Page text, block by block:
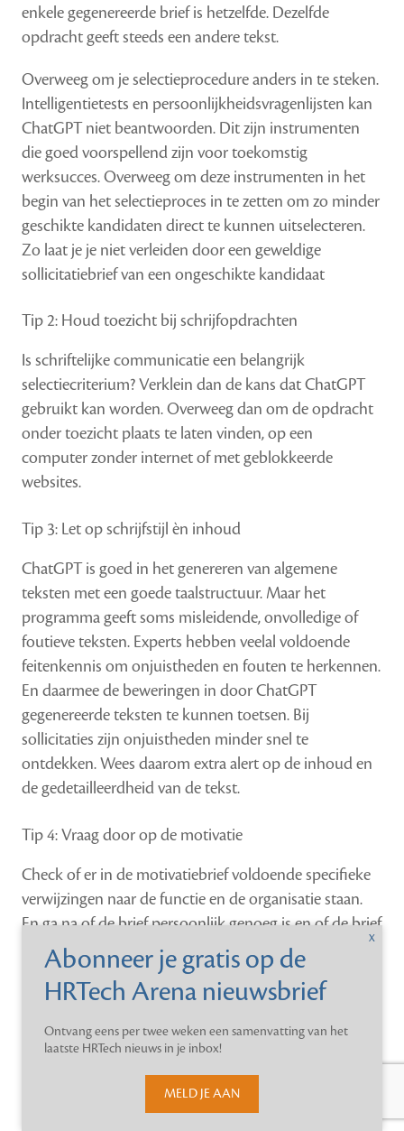
enkele gegenereerde brief is hetzelfde. Dezelfde
opdracht geeft steeds een andere tekst.
Overweeg om je selectieprocedure anders in te steken.
Intelligentietests en persoonlijkheidsvragenlijsten kan
ChatGPT niet beantwoorden. Dit zijn instrumenten
die goed voorspellend zijn voor toekomstig
werksucces. Overweeg om deze instrumenten in het
begin van het selectieproces in te zetten om zo minder
geschikte kandidaten direct te kunnen uitselecteren.
Zo laat je je niet verleiden door een geweldige
sollicitatiebrief van een ongeschikte kandidaat
Tip 2: Houd toezicht bij schrijfopdrachten
Is schriftelijke communicatie een belangrijk
selectiecriterium? Verklein dan de kans dat ChatGPT
gebruikt kan worden. Overweeg dan om de opdracht
onder toezicht plaats te laten vinden, op een
computer zonder internet of met geblokkeerde
websites.
Tip 3: Let op schrijfstijl èn inhoud
ChatGPT is goed in het genereren van algemene
teksten met een goede taalstructuur. Maar het
programma geeft soms misleidende, onvolledige of
foutieve teksten. Experts hebben veelal voldoende
feitenkennis om onjuistheden en fouten te herkennen.
En daarmee de beweringen in door ChatGPT
gegenereerde teksten te kunnen toetsen. Bij
sollicitaties zijn onjuistheden minder snel te
ontdekken. Wees daarom extra alert op de inhoud en
de gedetailleerdheid van de tekst.
Tip 4: Vraag door op de motivatie
Check of er in de motivatiebrief voldoende specifieke
verwijzingen naar de functie en de organisatie staan.
En ga na of de brief persoonlijk genoeg is en of de brief
niet te algemeen is geschreven. Vraag tijdens het
interview aan de kandidaat om de motivatie
mondeling toe te lichten. Vraag gedetailleerd door.
Komen de antwoorden voldoende overeen met de
brief?
Tip 5: Maak een schrijfopdracht ChatGPT-proof
Ontvang eens per twee weken een samenvatting van het
laatste HRTech nieuws in je inbox!
MELD JE AAN